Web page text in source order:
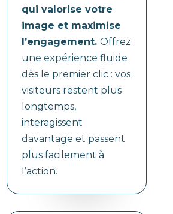
qui valorise votre
image et maximise
l’engagement. Offrez
une expérience fluide
dès le premier clic : vos
visiteurs restent plus
longtemps,
interagissent
davantage et passent
plus facilement à
l’action.